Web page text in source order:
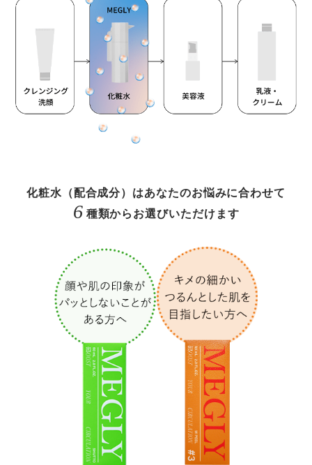
化粧水（配合成分）はあなたのお悩みに合わせて
6 種類からお選びいただけます